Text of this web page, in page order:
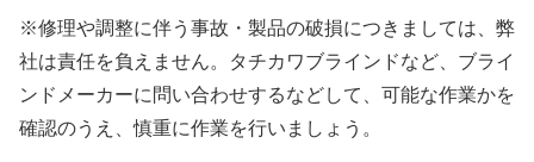
※修理や調整に伴う事故・製品の破損につきましては、弊
社は責任を負えません。タチカワブラインドなど、ブライ
ンドメーカーに問い合わせするなどして、可能な作業かを
確認のうえ、慎重に作業を行いましょう。